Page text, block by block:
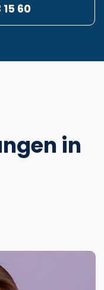
60
in